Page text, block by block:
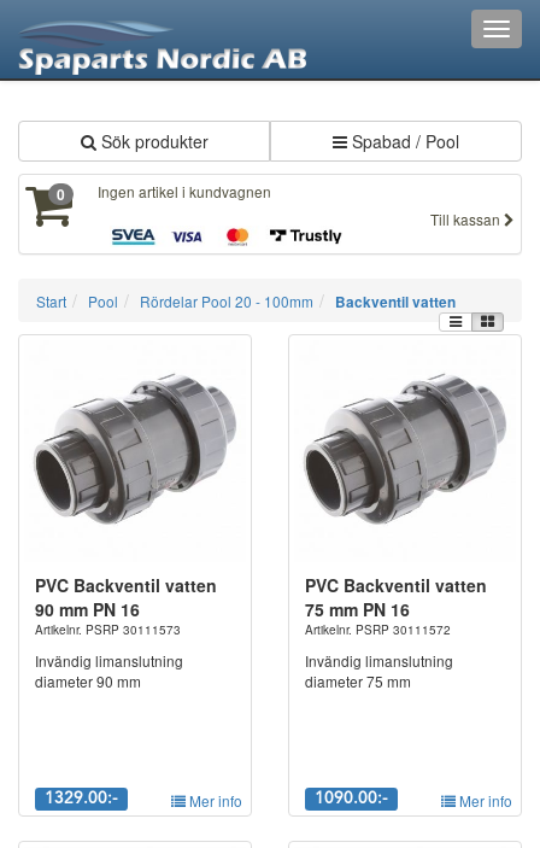
Sök produkter Spabad / Pool
0
Ingen artikel i kundvagnen
Till kassan
Start Pool Rördelar Pool 20 - 100mm Backventil vatten
PVC Backventil vatten
90 mm PN 16
Artikelnr. PSRP 30111573
Invändig limanslutning
diameter 90 mm
1329.00:- Mer info
PVC Backventil vatten
75 mm PN 16
Artikelnr. PSRP 30111572
Invändig limanslutning
diameter 75 mm
1090.00:- Mer info